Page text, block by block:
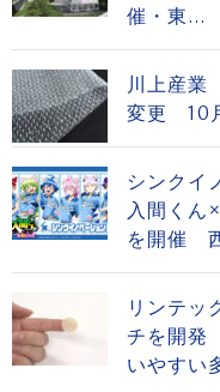
催・東...
川上産業
変更 10
シンクイ
入間くん
を開催
リンテッ
チを開発
いやすい